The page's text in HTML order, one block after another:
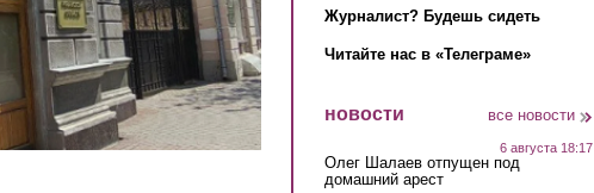
Журналист? Будешь сидеть
Читайте нас в «Телеграме»
новости все новости
6 августа 18:17
Олег Шалаев отпущен под
домашний арест